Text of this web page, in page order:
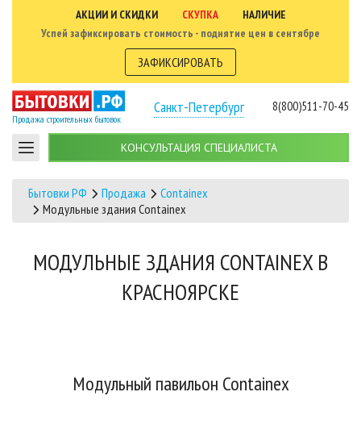
АКЦИИ И СКИДКИ СКУПКА
НАЛИЧИЕ
Успей зафиксировать стоимость - поднятие цен в сентябре
ЗАФИКСИРОВАТЬ
Продажа строительных бытовок
Санкт-Петербург 8(800)511-70-45
КОНСУЛЬТАЦИЯ СПЕЦИАЛИСТА
Бытовки РФ Продажа
Containex
Модульные здания Containex
МОДУЛЬНЫЕ ЗДАНИЯ CONTAINEX В
КРАСНОЯРСКЕ
Модульный павильон Containex